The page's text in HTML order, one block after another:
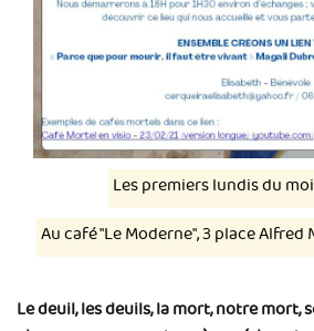
Les premiers lundis du
Au café "Le Moderne", 3 place
Le deuil, les deuils, la mort, notre mort,